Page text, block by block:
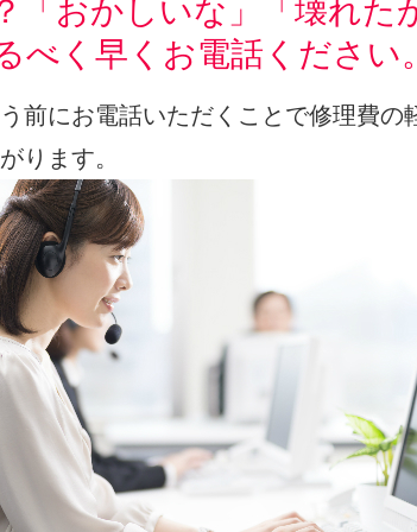
「おかしいな」「壊れた
べく早くお電話ください
前にお電話いただくことで修理費の
ります。